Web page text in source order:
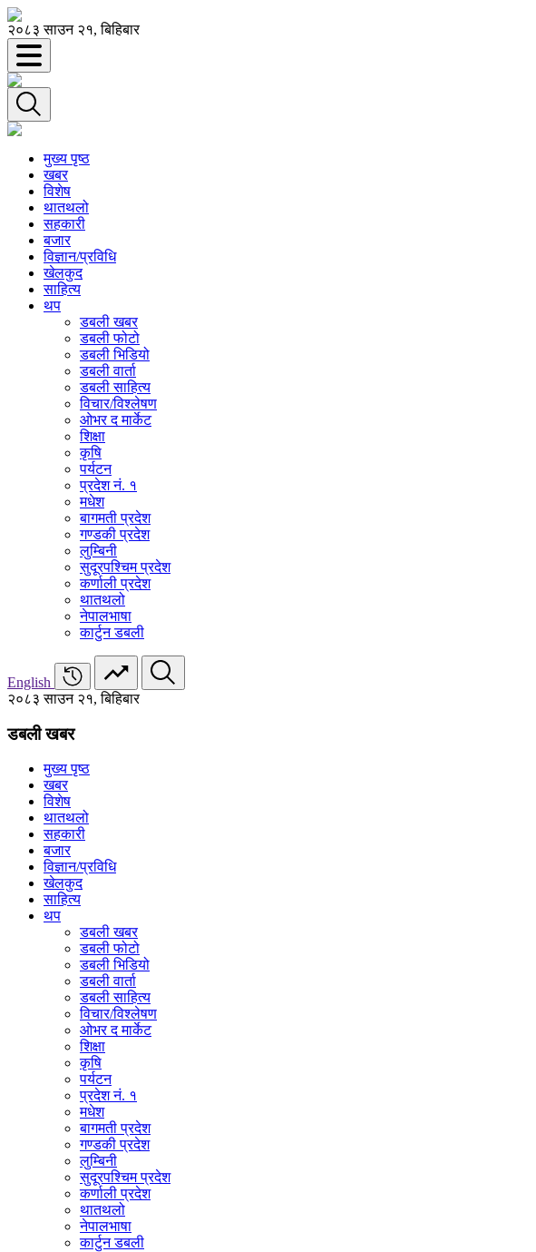
२०८३ साउन २१, बिहिबार
मुख्य पृष्ठ
खबर
विशेष
थातथलो
सहकारी
बजार
विज्ञान/प्रविधि
खेलकुद
साहित्य
थप
डबली खबर
डबली फोटो
डबली भिडियो
डबली वार्ता
डबली साहित्य
विचार/विश्‍लेषण
ओभर द मार्केट
शिक्षा
कृषि
पर्यटन
प्रदेश नं. १
मधेश
बागमती प्रदेश
गण्डकी प्रदेश
लुम्बिनी
सुदूरपश्चिम प्रदेश
कर्णाली प्रदेश
थातथलो
नेपालभाषा
कार्टुन डबली
English
२०८३ साउन २१, बिहिबार
डबली खबर
मुख्य पृष्ठ
खबर
विशेष
थातथलो
सहकारी
बजार
विज्ञान/प्रविधि
खेलकुद
साहित्य
थप
डबली खबर
डबली फोटो
डबली भिडियो
डबली वार्ता
डबली साहित्य
विचार/विश्‍लेषण
ओभर द मार्केट
शिक्षा
कृषि
पर्यटन
प्रदेश नं. १
मधेश
बागमती प्रदेश
गण्डकी प्रदेश
लुम्बिनी
सुदूरपश्चिम प्रदेश
कर्णाली प्रदेश
थातथलो
नेपालभाषा
कार्टुन डबली